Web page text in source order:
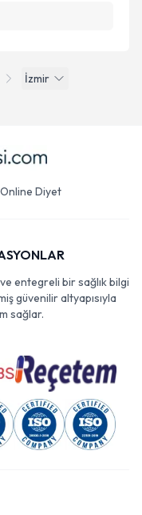
İzmir
Online Diyet
entegreli bir sağlık bilgi
güvenilir altyapısıyla
sağlar.